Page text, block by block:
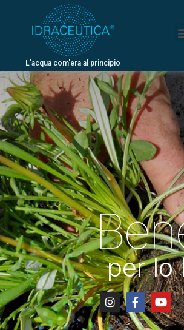
L'acqua com'era al principio
per lo